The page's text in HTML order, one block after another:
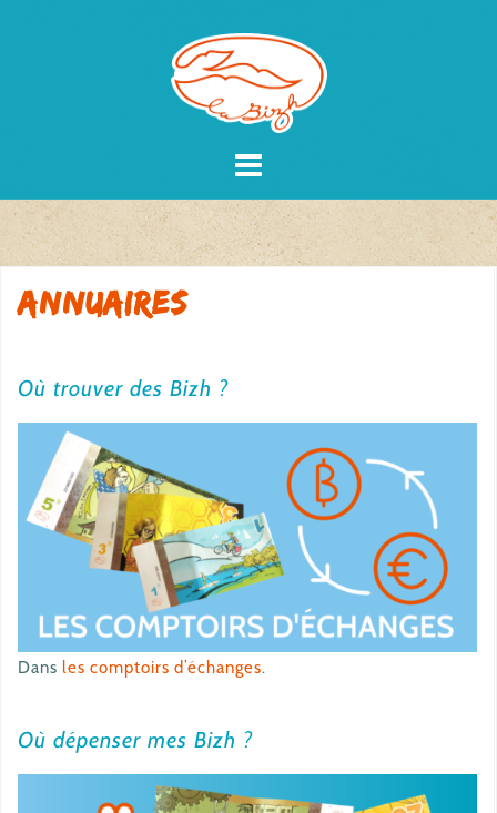
Annuaires
Où trouver des Bizh ?
Dans les comptoirs d’échanges.
Où dépenser mes Bizh ?